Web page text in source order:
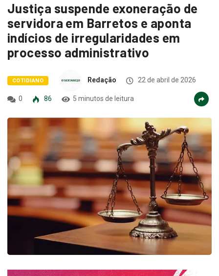
Justiça suspende exoneração de
servidora em Barretos e aponta
indícios de irregularidades em
processo administrativo
COTIDIANO Redação 22 de abril de 2026
0 86 5 minutos de leitura